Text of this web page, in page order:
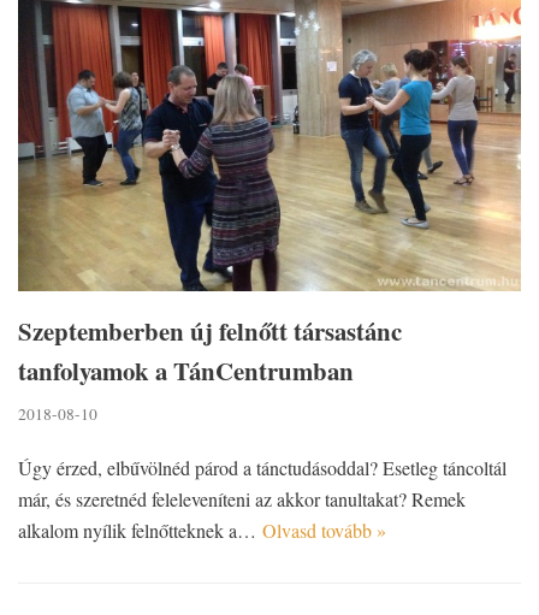
Szeptemberben új felnőtt társastánc
tanfolyamok a TánCentrumban
2018-08-10
Úgy érzed, elbűvölnéd párod a tánctudásoddal? Esetleg táncoltál
már, és szeretnéd feleleveníteni az akkor tanultakat? Remek
alkalom nyílik felnőtteknek a… Olvasd tovább »